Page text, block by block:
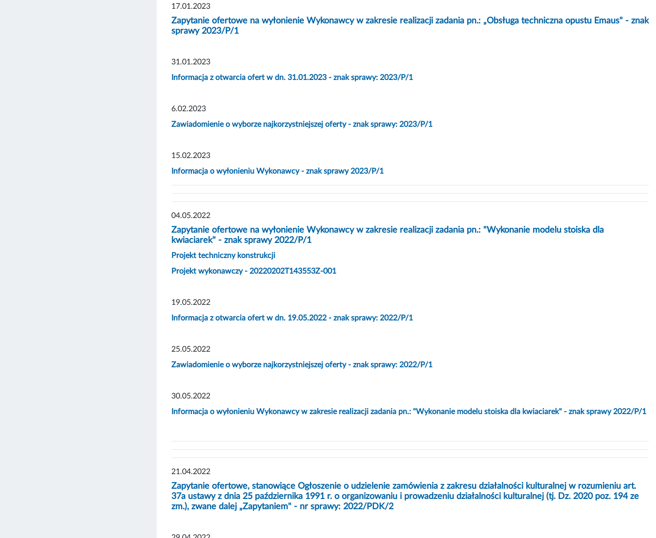
17.01.2023
Zapytanie ofertowe na wyłonienie Wykonawcy w zakresie realizacji zadania pn.: „Obsługa techniczna opustu Emaus" - znak
sprawy 2023/P/1
31.01.2023
Informacja z otwarcia ofert w dn. 31.01.2023 - znak sprawy: 2023/P/1
6.02.2023
Zawiadomienie o wyborze najkorzystniejszej oferty - znak sprawy: 2023/P/1
15.02.2023
Informacja o wyłonieniu Wykonawcy - znak sprawy 2023/P/1
04.05.2022
Zapytanie ofertowe na wyłonienie Wykonawcy w zakresie realizacji zadania pn.: "Wykonanie modelu stoiska dla
kwiaciarek" - znak sprawy 2022/P/1
Projekt techniczny konstrukcji
Projekt wykonawczy - 20220202T143553Z-001
19.05.2022
Informacja z otwarcia ofert w dn. 19.05.2022 - znak sprawy: 2022/P/1
25.05.2022
Zawiadomienie o wyborze najkorzystniejszej oferty - znak sprawy: 2022/P/1
30.05.2022
Informacja o wyłonieniu Wykonawcy w zakresie realizacji zadania pn.: "Wykonanie modelu stoiska dla kwiaciarek" - znak sprawy 2022/P/1
21.04.2022
Zapytanie ofertowe, stanowiące Ogłoszenie o udzielenie zamówienia z zakresu działalności kulturalnej w rozumieniu art.
37a ustawy z dnia 25 października 1991 r. o organizowaniu i prowadzeniu działalności kulturalnej (tj. Dz. 2020 poz. 194 ze
zm.), zwane dalej „Zapytaniem" - nr sprawy: 2022/PDK/2